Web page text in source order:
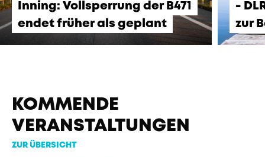
Inning: Vollsperrung der B471
endet früher als geplant
-
zur
KOMMENDE
VERANSTALTUNGEN
ZUR ÜBERSICHT